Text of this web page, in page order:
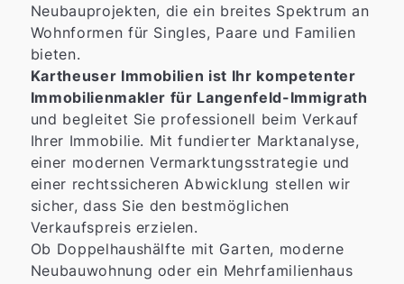
Neubauprojekten, die ein breites Spektrum an
Wohnformen für Singles, Paare und Familien
bieten.
Kartheuser Immobilien ist Ihr kompetenter
Immobilienmakler für Langenfeld-Immigrath
und begleitet Sie professionell beim Verkauf
Ihrer Immobilie. Mit fundierter Marktanalyse,
einer modernen Vermarktungsstrategie und
einer rechtssicheren Abwicklung stellen wir
sicher, dass Sie den bestmöglichen
Verkaufspreis erzielen.
Ob Doppelhaushälfte mit Garten, moderne
Neubauwohnung oder ein Mehrfamilienhaus